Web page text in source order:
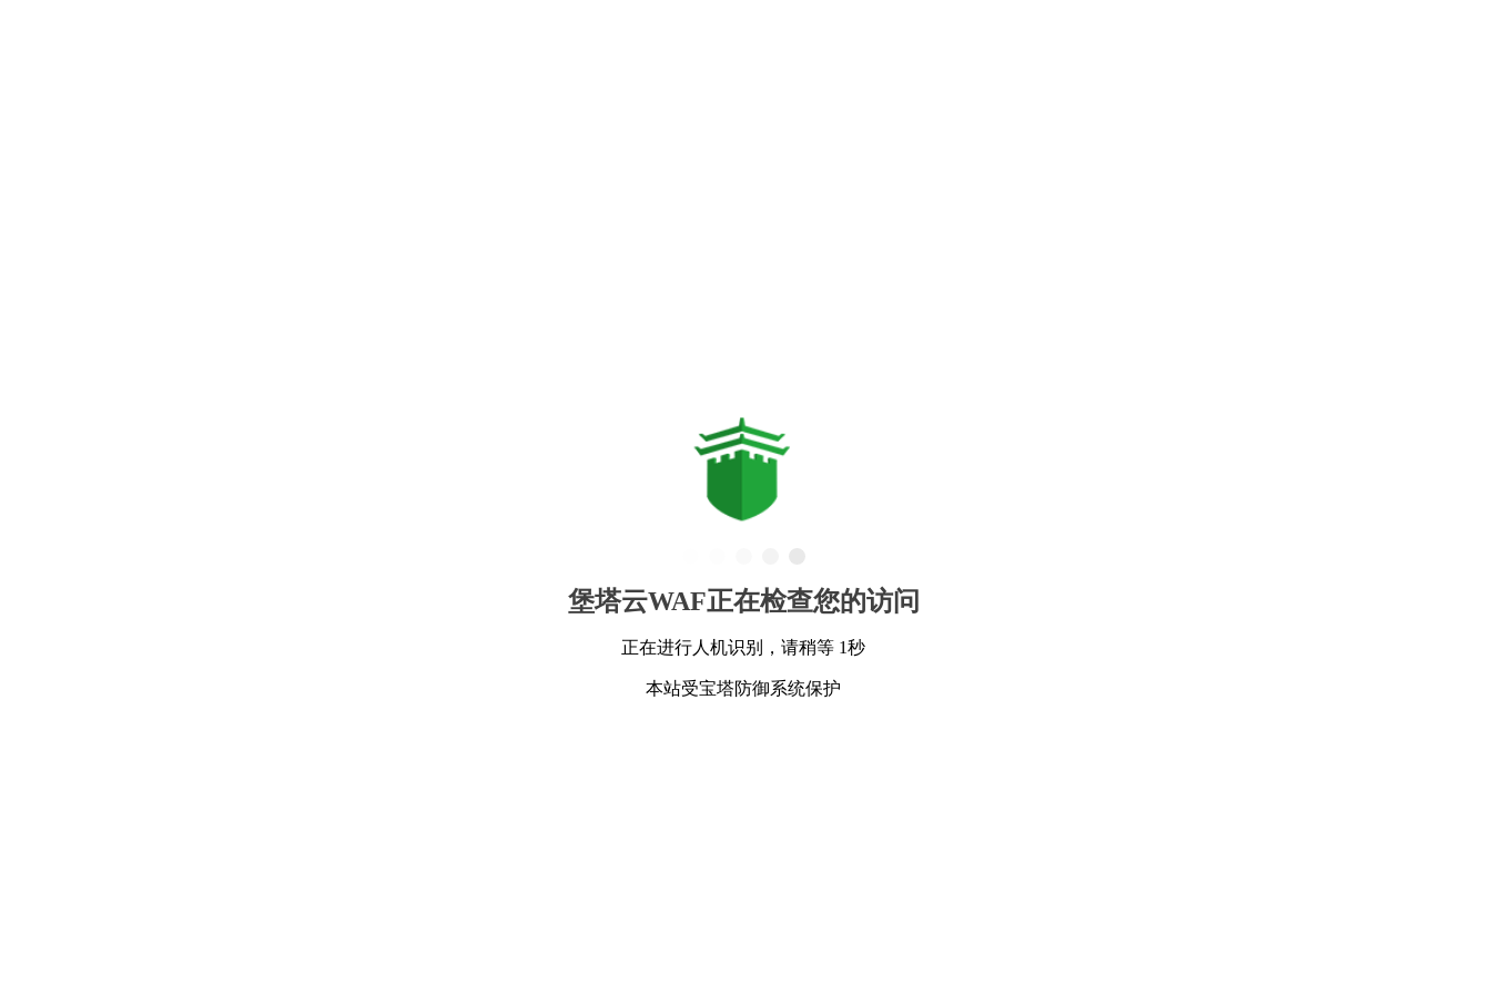
堡塔云WAF正在检查您的访问
正在进行人机识别，请稍等 1秒
本站受宝塔防御系统保护